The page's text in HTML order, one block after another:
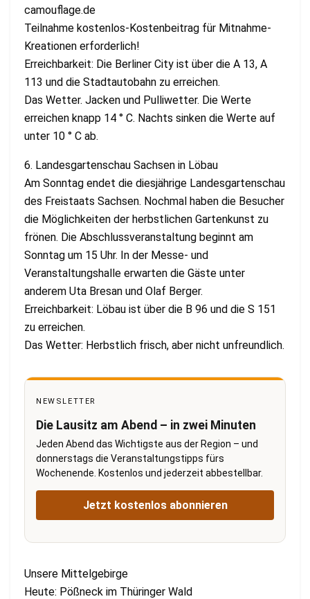
camouflage.de
Teilnahme kostenlos-Kostenbeitrag für Mitnahme-
Kreationen erforderlich!
Erreichbarkeit: Die Berliner City ist über die A 13, A
113 und die Stadtautobahn zu erreichen.
Das Wetter. Jacken und Pulliwetter. Die Werte
erreichen knapp 14 ° C. Nachts sinken die Werte auf
unter 10 ° C ab.
6. Landesgartenschau Sachsen in Löbau
Am Sonntag endet die diesjährige Landesgartenschau
des Freistaats Sachsen. Nochmal haben die Besucher
die Möglichkeiten der herbstlichen Gartenkunst zu
frönen. Die Abschlussveranstaltung beginnt am
Sonntag um 15 Uhr. In der Messe- und
Veranstaltungshalle erwarten die Gäste unter
anderem Uta Bresan und Olaf Berger.
Erreichbarkeit: Löbau ist über die B 96 und die S 151
zu erreichen.
Das Wetter: Herbstlich frisch, aber nicht unfreundlich.
NEWSLETTER
Die Lausitz am Abend – in zwei Minuten
Jeden Abend das Wichtigste aus der Region – und
donnerstags die Veranstaltungstipps fürs
Wochenende. Kostenlos und jederzeit abbestellbar.
Jetzt kostenlos abonnieren
Unsere Mittelgebirge
Heute: Pößneck im Thüringer Wald